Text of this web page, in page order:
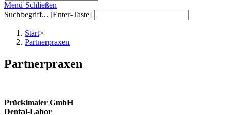
Menü Schließen
Suchbegriff... [Enter-Taste]
Start>
Partnerpraxen
Partnerpraxen
Prücklmaier GmbH
Dental-Labor